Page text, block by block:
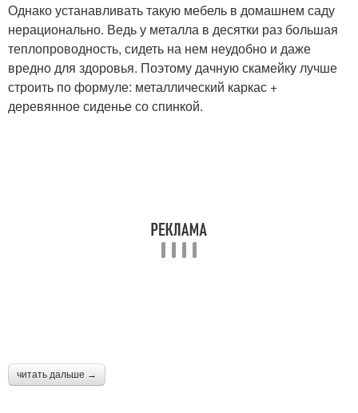
Однако устанавливать такую мебель в домашнем саду
нерационально. Ведь у металла в десятки раз большая
теплопроводность, сидеть на нем неудобно и даже
вредно для здоровья. Поэтому дачную скамейку лучше
строить по формуле: металлический каркас +
деревянное сиденье со спинкой.
читать дальше →